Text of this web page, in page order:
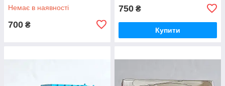
Немає в наявності
700 ₴
750 ₴
Купити